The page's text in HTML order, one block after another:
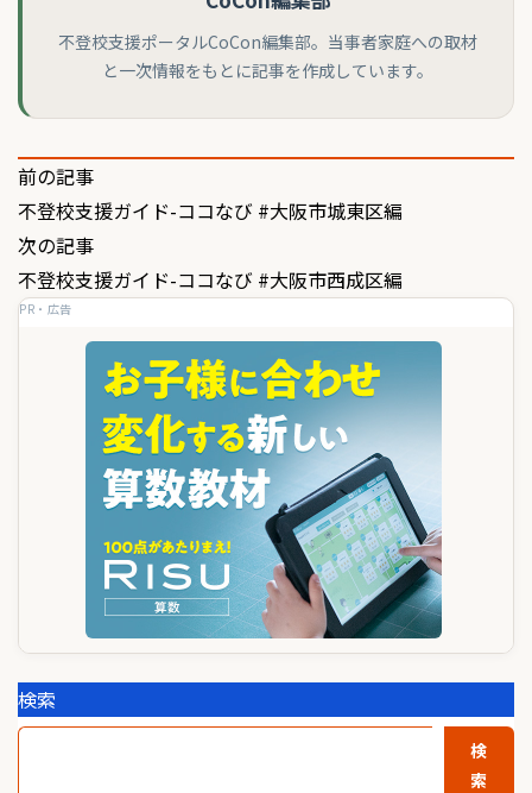
不登校支援ポータルCoCon編集部。当事者家庭への取材
と一次情報をもとに記事を作成しています。
投
稿
ナ
ビ
前の記事
不登校支援ガイド-ココなび #大阪市城東区編
次の記事
不登校支援ガイド-ココなび #大阪市西成区編
PR・広告
検索
検
索